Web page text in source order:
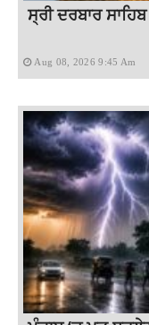
ਸ੍ਰੀ ਦਰਬਾਰ
Aug 08, 2026 9:45 Am